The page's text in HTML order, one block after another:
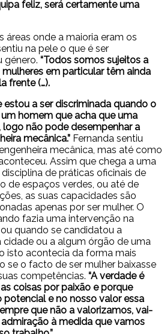
feliz, será certamente uma
áreas onde a maioria eram os
na pele o que é ser
género. “Todos somos sujeitos a
em particular têm ainda
frente (…).
estou a ser discriminada quando o
homem que acha que uma
não pode desempenhar a
mecânica.” Fernanda sentiu
mecânica, mas até como
Assim que chega a uma
de práticas oficinais de
de espaços verdes, ou até de
as suas capacidades são
apenas por ser mulher. O
fazia uma intervenção na
quando se candidatou a
cidade ou a algum órgão de uma
isto acontecia da forma mais
se o facto de ser mulher baixasse
competências. “A verdade é
coisas por paixão e porque
e no nosso valor essa
que não a valorizamos, vai-
à medida que vamos